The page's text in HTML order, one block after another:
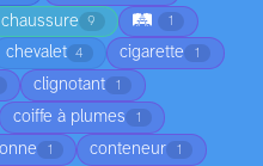
chaussure 9 🛤️ 1
chevalet 4 cigarette 1
clignotant 1
coiffe à plumes 1
1 conteneur 1